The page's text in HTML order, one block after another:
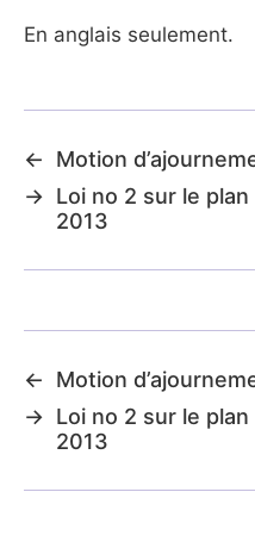
En anglais seulement.
←
Motion
→ Loi no 2 sur le
2013
←
Motion
→ Loi no 2 sur le
2013